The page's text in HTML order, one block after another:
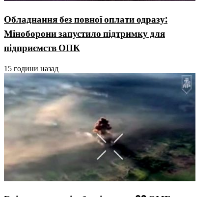
Обладнання без повної оплати одразу:
Міноборони запустило підтримку для
підприємств ОПК
15 години назад